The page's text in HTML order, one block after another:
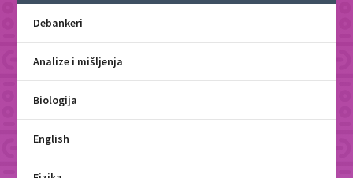
Debankeri
Analize i mišljenja
Biologija
English